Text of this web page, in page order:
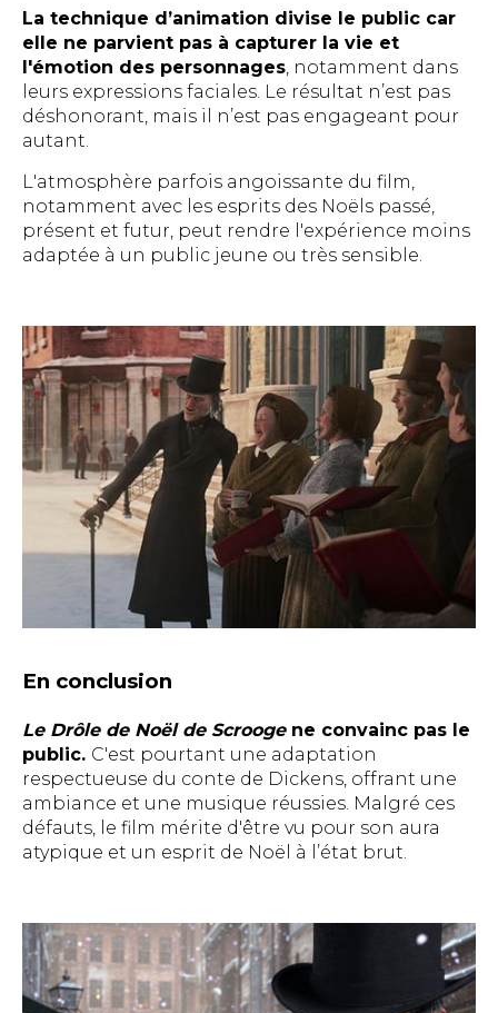
La technique d’animation divise le public car
elle ne parvient pas à capturer la vie et
l'émotion des personnages, notamment dans
leurs expressions faciales. Le résultat n’est pas
déshonorant, mais il n’est pas engageant pour
autant.
L'atmosphère parfois angoissante du film,
notamment avec les esprits des Noëls passé,
présent et futur, peut rendre l'expérience moins
adaptée à un public jeune ou très sensible.
En conclusion
Le Drôle de Noël de Scroogene convainc pas le
public. C'est pourtant une adaptation
respectueuse du conte de Dickens, offrant une
ambiance et une musique réussies. Malgré ces
défauts, le film mérite d'être vu pour son aura
atypique et un esprit de Noël à l’état brut.